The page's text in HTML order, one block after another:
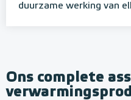
duurzame werking van
Ons complete